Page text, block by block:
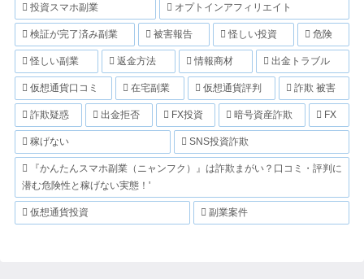
投資スマホ副業 オプトインアフィリエイト
検証が完了済み副業 被害報告 怪しい投資 危険
怪しい副業 返金方法 情報商材 出金トラブル
仮想通貨口コミ 在宅副業 仮想通貨評判 詐欺 被害
詐欺疑惑 出金拒否 FX投資 暗号資産詐欺 FX
稼げない SNS投資詐欺
『かんたんスマホ副業（ニャンフク）』は詐欺まがい？口コミ・評判に
潜む危険性と稼げない実態！'
仮想通貨投資 副業案件